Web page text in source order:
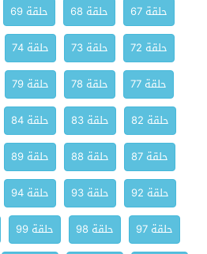
حلقة 67
حلقة 68 حلقة 69
حلقة 72
حلقة 73 حلقة 74
حلقة 77
حلقة 78 حلقة 79
حلقة 82
حلقة 83 حلقة 84
حلقة 87
حلقة 88 حلقة 89
حلقة 92
حلقة 93 حلقة 94
حلقة 97
حلقة 98 حلقة 99